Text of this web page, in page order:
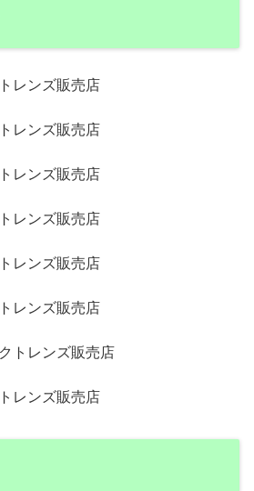
レンズ販売店
レンズ販売店
レンズ販売店
レンズ販売店
レンズ販売店
レンズ販売店
トレンズ販売店
レンズ販売店